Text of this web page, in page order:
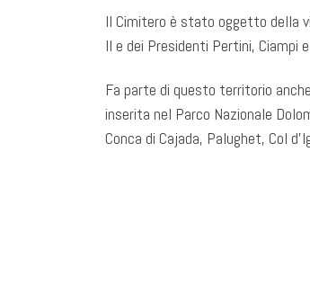
Il Cimitero è stato oggetto della
II e dei Presidenti Pertini, Ciampi
Fa parte di questo territorio
inserita nel Parco Nazionale
Conca di Cajada, Palughet, Col